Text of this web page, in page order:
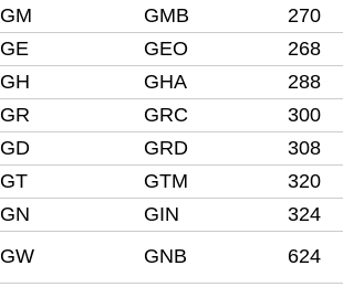
GM GMB 270
GE GEO 268
GH GHA 288
GR GRC 300
GD GRD 308
GT GTM 320
GN GIN 324
GW GNB 624